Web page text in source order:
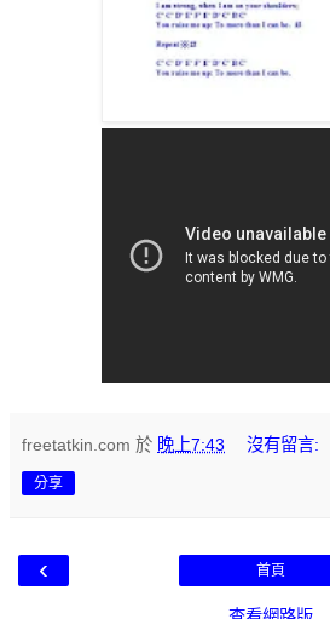
freetatkin.com 於 晚上7:43 沒有留言:
分享
‹ 首頁